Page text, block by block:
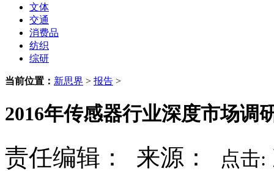
文体
交通
消费品
纺织
综研
当前位置： 新思界 > 报告 >
2016年传感器行业深度市场调
责任编辑： 来源： 点击: